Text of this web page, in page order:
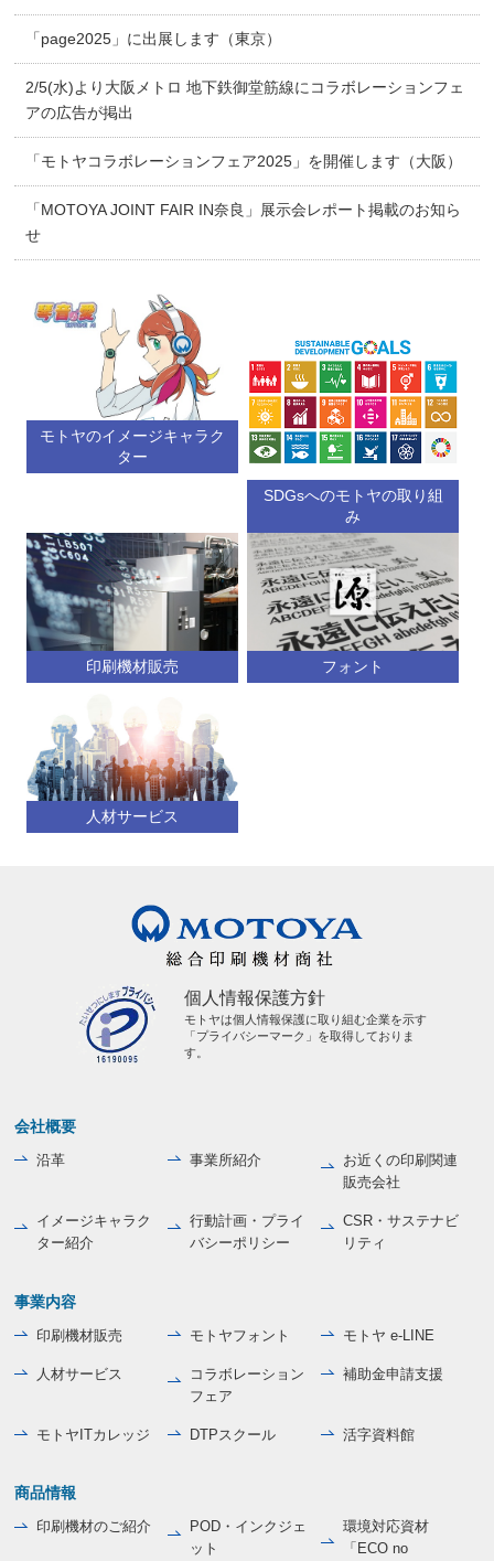
「page2025」に出展します（東京）
2/5(水)より大阪メトロ 地下鉄御堂筋線にコラボレーションフェ
アの広告が掲出
「モトヤコラボレーションフェア2025」を開催します（大阪）
「MOTOYA JOINT FAIR IN奈良」展示会レポート掲載のお知ら
せ
モトヤのイメージキャラク
ター
SDGsへのモトヤの取り組
み
印刷機材販売 フォント
人材サービス
個人情報保護方針
モトヤは個人情報保護に取り組む企業を示す
「プライバシーマーク」を取得しておりま
す。
会社概要
沿革 事業所紹介
お近くの印刷関連
販売会社
イメージキャラク
ター紹介
行動計画・プライ
バシーポリシー
CSR・サステナビ
リティ
事業内容
印刷機材販売 モトヤフォント モトヤ e-LINE
人材サービス
コラボレーション
フェア
補助金申請支援
モトヤITカレッジ DTPスクール 活字資料館
商品情報
印刷機材のご紹介
POD・インクジェ
ット
環境対応資材
「ECO no